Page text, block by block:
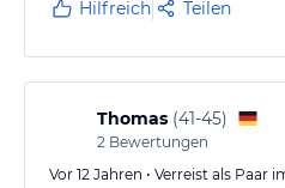
Strand etwas länger.
Der Check-in und Check-
übrig,kurze Erklärung über
keine Rückgabe des
Hilfreich Teilen
Thomas (41-45)
2 Bewertungen
Vor 12 Jahren • Verreist als Paar